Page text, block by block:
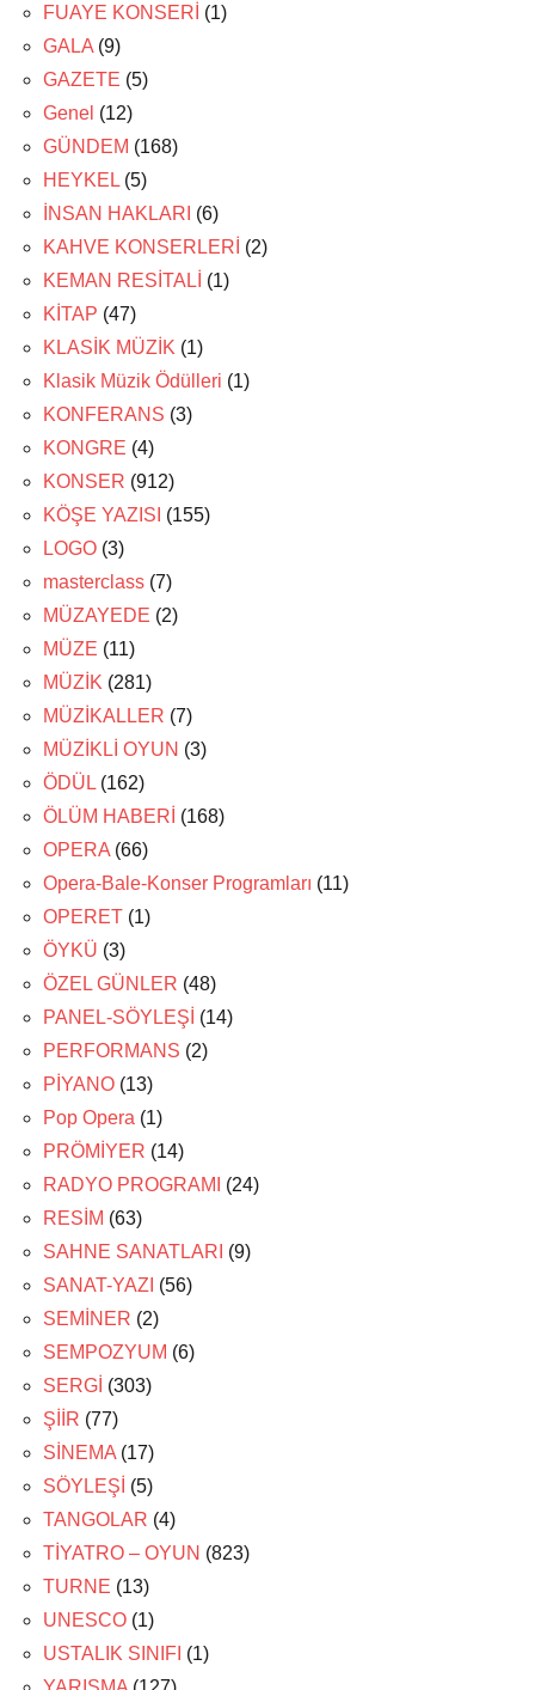
FUAYE KONSERİ (1)
GALA (9)
GAZETE (5)
Genel (12)
GÜNDEM (168)
HEYKEL (5)
İNSAN HAKLARI (6)
KAHVE KONSERLERİ (2)
KEMAN RESİTALİ (1)
KİTAP (47)
KLASİK MÜZİK (1)
Klasik Müzik Ödülleri (1)
KONFERANS (3)
KONGRE (4)
KONSER (912)
KÖŞE YAZISI (155)
LOGO (3)
masterclass (7)
MÜZAYEDE (2)
MÜZE (11)
MÜZİK (281)
MÜZİKALLER (7)
MÜZİKLİ OYUN (3)
ÖDÜL (162)
ÖLÜM HABERİ (168)
OPERA (66)
Opera-Bale-Konser Programları (11)
OPERET (1)
ÖYKÜ (3)
ÖZEL GÜNLER (48)
PANEL-SÖYLEŞİ (14)
PERFORMANS (2)
PİYANO (13)
Pop Opera (1)
PRÖMİYER (14)
RADYO PROGRAMI
(24)
RESİM (63)
SAHNE SANATLARI (9)
SANAT-YAZI (56)
SEMİNER (2)
SEMPOZYUM (6)
SERGİ (303)
ŞİİR (77)
SİNEMA (17)
SÖYLEŞİ (5)
TANGOLAR (4)
TİYATRO – OYUN (823)
TURNE (13)
UNESCO (1)
USTALIK SINIFI (1)